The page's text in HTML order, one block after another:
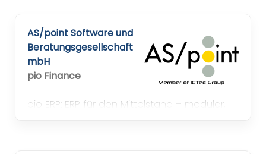
AS/point Software und
Beratungsgesellschaft
mbH
pio Finance
pio ERP: ERP für den Mittelstand – modular,